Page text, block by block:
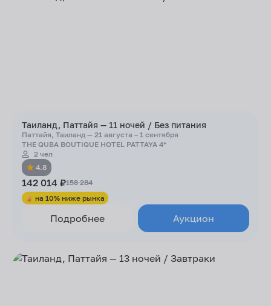
Таиланд, Паттайя — 11 ночей / Без питания
Паттайя, Таиланд — 21 августа – 1 сентября
THE QUBA BOUTIQUE HOTEL PATTAYA 4*
2 чел
4.8
142 014 ₽158 284
на 10% ниже рынка
Подробнее Аукцион